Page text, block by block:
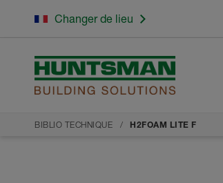
BIBLIO TECHNIQUE H2FOAM LITE F
Changer de lieu